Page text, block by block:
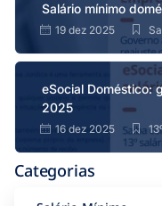
Salário mínimo
19 dez 2025
eSocial Doméstico:
2025
16 dez 2025
Categorias